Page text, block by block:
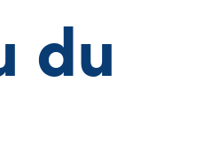
du